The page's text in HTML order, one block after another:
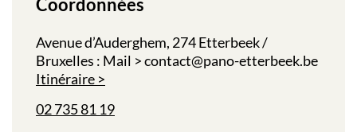
Coordonnées
Avenue d’Auderghem, 274 Etterbeek /
Bruxelles : Mail > contact@pano-etterbeek.be
Itinéraire
02 735 81 19